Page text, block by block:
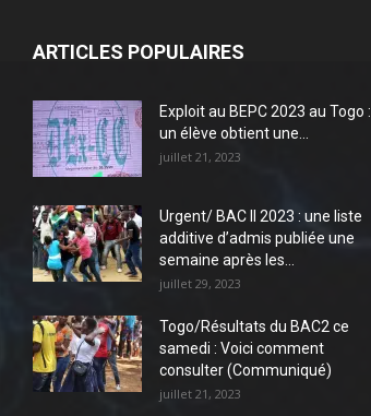
ARTICLES POPULAIRES
Exploit au BEPC 2023 au Togo :
un élève obtient une...
juillet 21, 2023
Urgent/ BAC II 2023 : une liste
additive d’admis publiée une
semaine après les...
juillet 29, 2023
Togo/Résultats du BAC2 ce
samedi : Voici comment
consulter (Communiqué)
juillet 21, 2023